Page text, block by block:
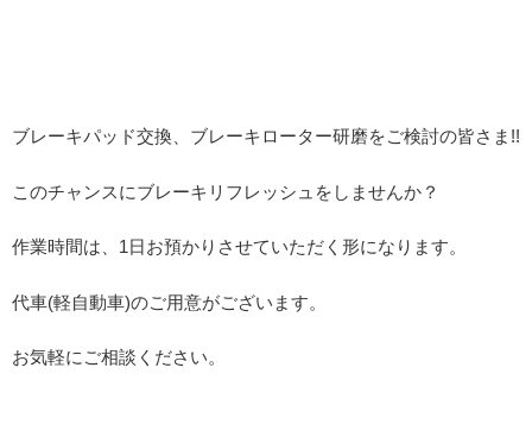
ブレーキパッド交換、ブレーキローター研磨をご検討の皆さま!!
このチャンスにブレーキリフレッシュをしませんか？
作業時間は、1日お預かりさせていただく形になります。
代車(軽自動車)のご用意がございます。
お気軽にご相談ください。